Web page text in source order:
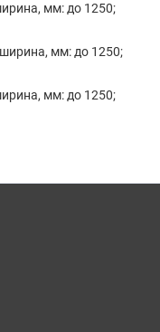
мм: до 1250;
мм: до 1250;
мм: до 1250;